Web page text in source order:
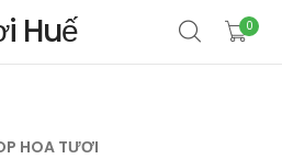
Huế 0
HOA TƯƠI